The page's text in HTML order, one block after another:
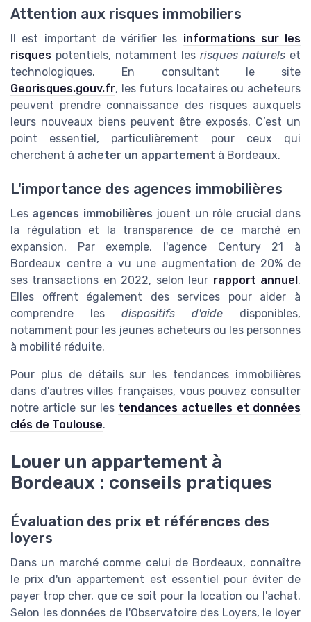
Attention aux risques immobiliers
Il est important de vérifier les informations sur les
risques potentiels, notamment les risques naturels et
technologiques. En consultant le site
Georisques.gouv.fr, les futurs locataires ou acheteurs
peuvent prendre connaissance des risques auxquels
leurs nouveaux biens peuvent être exposés. C’est un
point essentiel, particulièrement pour ceux qui
cherchent à acheter un appartement à Bordeaux.
L'importance des agences immobilières
Les agences immobilières jouent un rôle crucial dans
la régulation et la transparence de ce marché en
expansion. Par exemple, l'agence Century 21 à
Bordeaux centre a vu une augmentation de 20% de
ses transactions en 2022, selon leur rapport annuel.
Elles offrent également des services pour aider à
comprendre les dispositifs d'aide disponibles,
notamment pour les jeunes acheteurs ou les personnes
à mobilité réduite.
Pour plus de détails sur les tendances immobilières
dans d'autres villes françaises, vous pouvez consulter
notre article sur les tendances actuelles et données
clés de Toulouse.
Louer un appartement à
Bordeaux : conseils pratiques
Évaluation des prix et références des
loyers
Dans un marché comme celui de Bordeaux, connaître
le prix d'un appartement est essentiel pour éviter de
payer trop cher, que ce soit pour la location ou l'achat.
Selon les données de l'Observatoire des Loyers, le loyer